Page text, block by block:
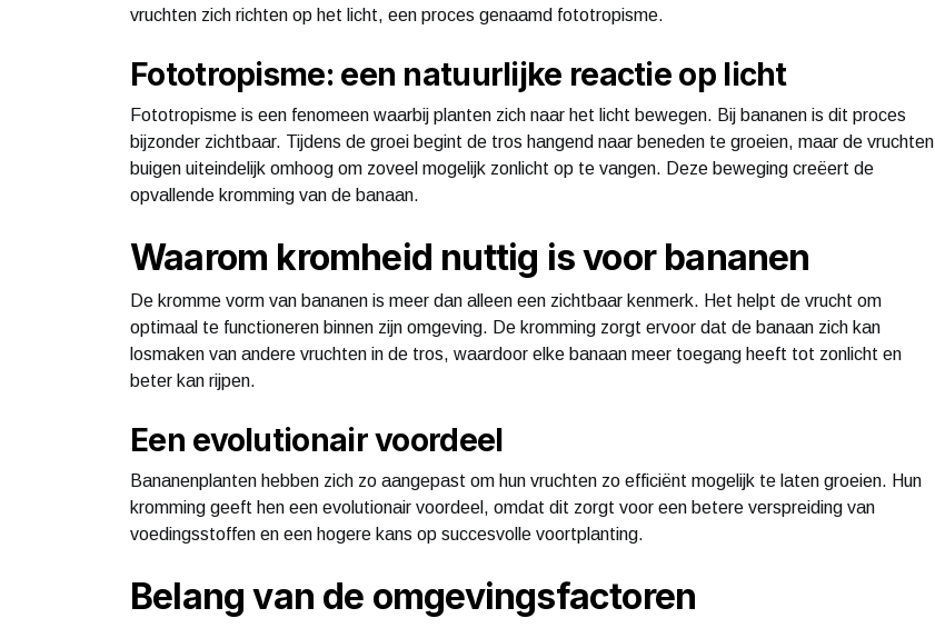
vruchten zich richten op het licht, een proces genaamd fototropisme.
Fototropisme: een natuurlijke reactie op licht
Fototropisme is een fenomeen waarbij planten zich naar het licht bewegen. Bij bananen is dit proces
bijzonder zichtbaar. Tijdens de groei begint de tros hangend naar beneden te groeien, maar de vruchten
buigen uiteindelijk omhoog om zoveel mogelijk zonlicht op te vangen. Deze beweging creëert de
opvallende kromming van de banaan.
Waarom kromheid nuttig is voor bananen
De kromme vorm van bananen is meer dan alleen een zichtbaar kenmerk. Het helpt de vrucht om
optimaal te functioneren binnen zijn omgeving. De kromming zorgt ervoor dat de banaan zich kan
losmaken van andere vruchten in de tros, waardoor elke banaan meer toegang heeft tot zonlicht en
beter kan rijpen.
Een evolutionair voordeel
Bananenplanten hebben zich zo aangepast om hun vruchten zo efficiënt mogelijk te laten groeien. Hun
kromming geeft hen een evolutionair voordeel, omdat dit zorgt voor een betere verspreiding van
voedingsstoffen en een hogere kans op succesvolle voortplanting.
Belang van de omgevingsfactoren